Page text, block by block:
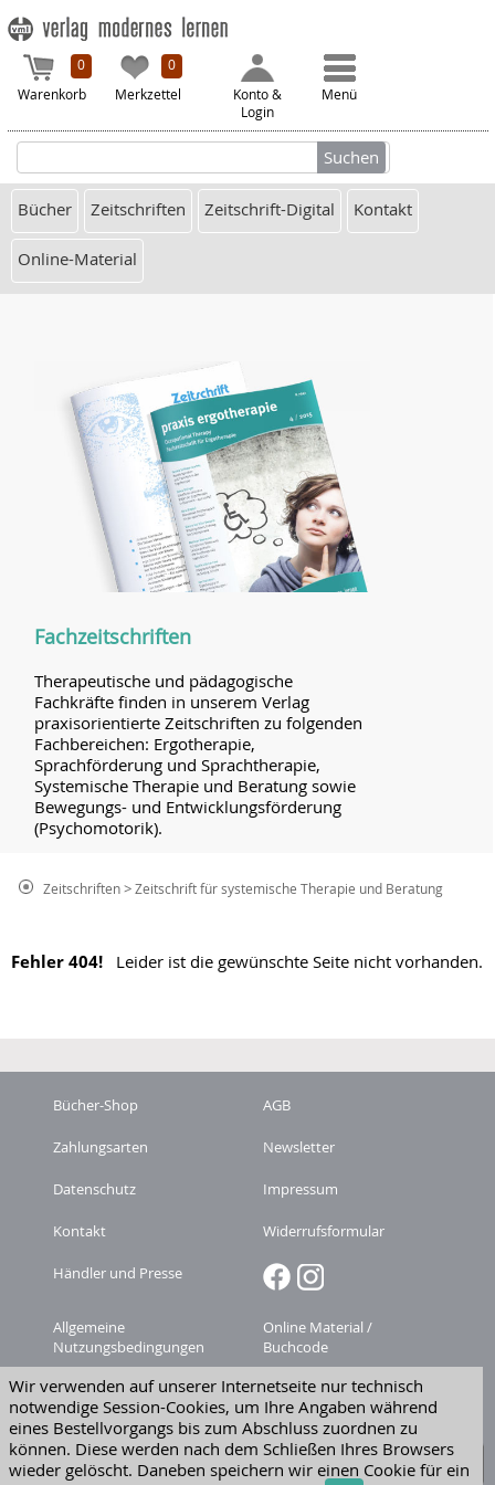
0
Warenkorb
0
Merkzettel
Konto &
Login
Menü
Bücher Zeitschriften Zeitschrift-Digital Kontakt
Online-Material
Fachzeitschriften
Therapeutische und pädagogische
Fachkräfte finden in unserem Verlag
praxisorientierte Zeitschriften zu folgenden
Fachbereichen: Ergotherapie,
Sprachförderung und Sprachtherapie,
Systemische Therapie und Beratung sowie
Bewegungs- und Entwicklungsförderung
(Psychomotorik).
Zeitschriften> Zeitschrift für systemische Therapie und Beratung
Fehler 404! Leider ist die gewünschte Seite nicht vorhanden.
Wir verwenden auf unserer Internetseite nur technisch
notwendige Session-Cookies, um Ihre Angaben während
eines Bestellvorgangs bis zum Abschluss zuordnen zu
können. Diese werden nach dem Schließen Ihres Browsers
wieder gelöscht. Daneben speichern wir einen Cookie für ein
Bücher-Shop AGB
Zahlungsarten Newsletter
Datenschutz Impressum
Kontakt Widerrufsformular
Händler und Presse
Allgemeine
Nutzungsbedingungen
Online Material /
Buchcode
Zeitschriften-
Abonnement kündigen
Versandkosten
Widerruf erklären